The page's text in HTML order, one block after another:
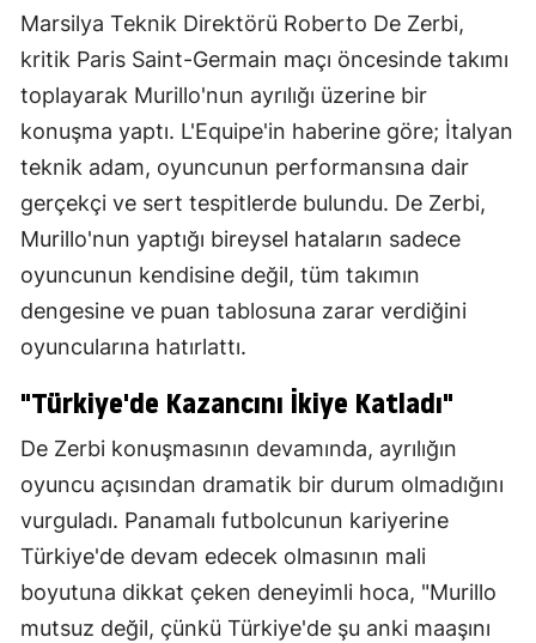
Marsilya Teknik Direktörü Roberto De Zerbi,
kritik Paris Saint-Germain maçı öncesinde takımı
toplayarak Murillo'nun ayrılığı üzerine bir
konuşma yaptı. L'Equipe'in haberine göre; İtalyan
teknik adam, oyuncunun performansına dair
gerçekçi ve sert tespitlerde bulundu. De Zerbi,
Murillo'nun yaptığı bireysel hataların sadece
oyuncunun kendisine değil, tüm takımın
dengesine ve puan tablosuna zarar verdiğini
oyuncularına hatırlattı.
"Türkiye'de Kazancını İkiye Katladı"
De Zerbi konuşmasının devamında, ayrılığın
oyuncu açısından dramatik bir durum olmadığını
vurguladı. Panamalı futbolcunun kariyerine
Türkiye'de devam edecek olmasının mali
boyutuna dikkat çeken deneyimli hoca, "Murillo
mutsuz değil, çünkü Türkiye'de şu anki maaşını